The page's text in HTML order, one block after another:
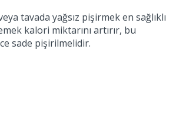
tavada yağsız pişirmek en sağlıklı
kalori miktarını artırır, bu
sade pişirilmelidir.